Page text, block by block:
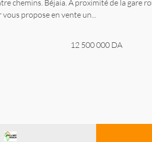
chemins. Béjaia. À proximité de la gare
propose en vente un...
12 500 000 DA